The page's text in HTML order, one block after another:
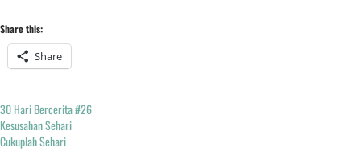
Share this:
Share
30 Hari Bercerita #26
Kesusahan Sehari
Cukuplah Sehari